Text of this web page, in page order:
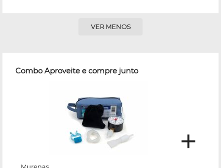
VER MENOS
Combo Aproveite e compre junto